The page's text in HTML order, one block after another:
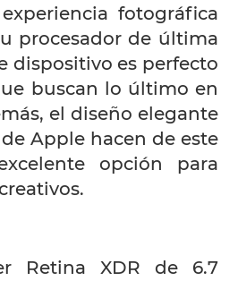
fotográfica
procesador de última
dispositivo es perfecto
buscan lo último en
el diseño elegante
Apple hacen de este
opción para
Retina XDR de 6.7